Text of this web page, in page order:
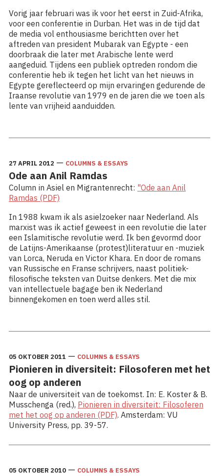
Vorig jaar februari was ik voor het eerst in Zuid-Afrika,
voor een conferentie in Durban. Het was in de tijd dat
de media vol enthousiasme berichtten over het
aftreden van president Mubarak van Egypte - een
doorbraak die later met Arabische lente werd
aangeduid. Tijdens een publiek optreden rondom die
conferentie heb ik tegen het licht van het nieuws in
Egypte gereflecteerd op mijn ervaringen gedurende de
Iraanse revolutie van 1979 en de jaren die we toen als
lente van vrijheid aanduidden.
27 APRIL 2012 — COLUMNS & ESSAYS
Ode aan Anil Ramdas
Column in Asiel en Migrantenrecht: "Ode aan Anil
Ramdas (PDF)
In 1988 kwam ik als asielzoeker naar Nederland. Als
marxist was ik actief geweest in een revolutie die later
een Islamitische revolutie werd. Ik ben gevormd door
de Latijns-Amerikaanse (protest)literatuur en -muziek
van Lorca, Neruda en Victor Khara. En door de romans
van Russische en Franse schrijvers, naast politiek-
filosofische teksten van Duitse denkers. Met die mix
van intellectuele bagage ben ik Nederland
binnengekomen en toen werd alles stil.
05 OKTOBER 2011 — COLUMNS & ESSAYS
Pionieren in diversiteit: Filosoferen met het
oog op anderen
Naar de universiteit van de toekomst. In: E. Koster & B.
Musschenga (red.), Pionieren in diversiteit: Filosoferen
met het oog op anderen (PDF). Amsterdam: VU
University Press, pp. 39-57.
05 OKTOBER 2010 — COLUMNS & ESSAYS